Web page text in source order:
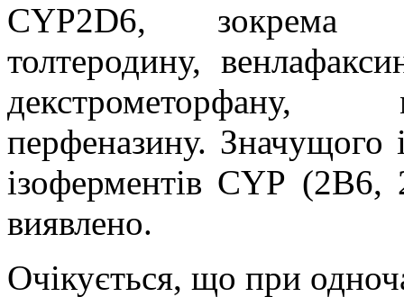
CYP2D6, зокрема
толтеродину,
декстрометорфану,
перфеназину. Значущого
ізоферментів CYP (2B6,
виявлено.
Очікується, що при